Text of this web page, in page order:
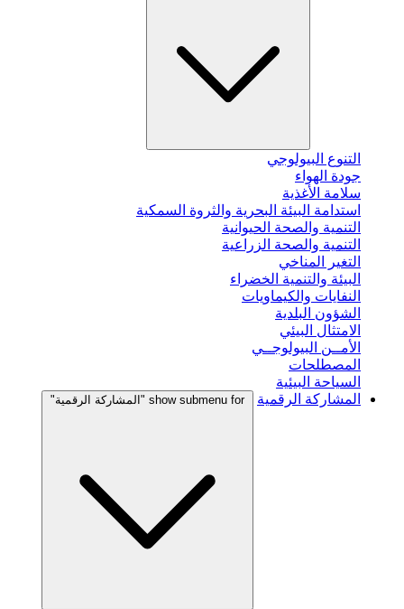
التنوع البيولوجي
جودة الهواء
سلامة الأغذية
استدامة البيئة البحرية والثروة السمكية
التنمية والصحة الحيوانية
التنمية والصحة الزراعية
التغير المناخي
البيئة والتنمية الخضراء
النفايات والكيماويات
الشؤون البلدية
الامتثال البيئي
الأمــن البيولوجــي
المصطلحات
السياحة البيئية
المشاركة الرقمية
show submenu for "المشاركة الرقمية"